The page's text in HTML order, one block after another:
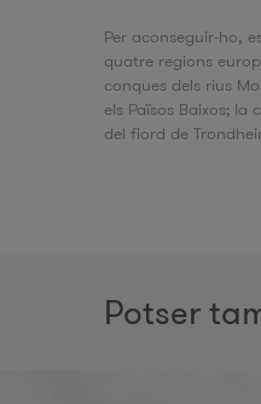
Per aconseguir-ho,
quatre regions
conques dels rius
els Països Baixos;
del fiord de
Potser